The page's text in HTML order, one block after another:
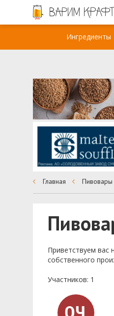
Ингредиенты
Главная Пивовары
Приветствуем ваc
собственного
Участников: 1